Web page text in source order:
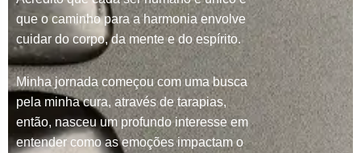
que o caminho para a harmonia envolve
cuidar do corpo, da mente e do espírito.
Minha jornada começou com uma busca
pela minha cura, através de tarapias,
então, nasceu um profundo interesse em
entender como as emoções impactam o